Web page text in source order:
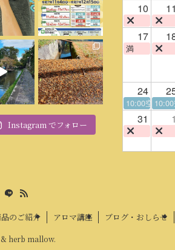
Instagram でフォロー
10 11
17
満
24
10:00空 10:00
31 1
のご紹介 アロマ講座 ブログ・おしらせ
herb mallow.